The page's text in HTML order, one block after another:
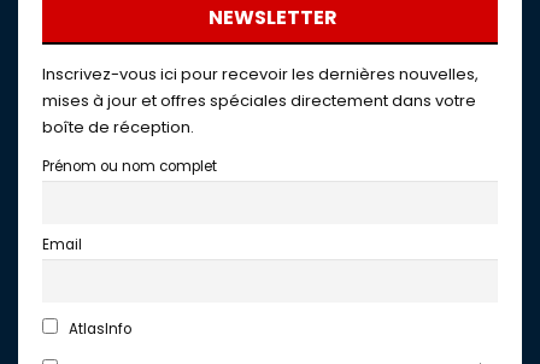
NEWSLETTER
Inscrivez-vous ici pour recevoir les dernières nouvelles,
mises à jour et offres spéciales directement dans votre
boîte de réception.
Prénom ou nom complet
Email
AtlasInfo